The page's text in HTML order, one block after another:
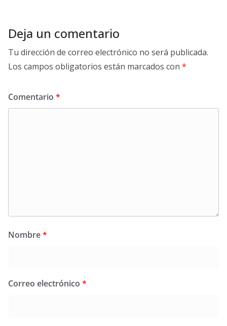
Deja un comentario
Tu dirección de correo electrónico no será publicada.
Los campos obligatorios están marcados con *
Comentario *
Nombre*
Correo electrónico *